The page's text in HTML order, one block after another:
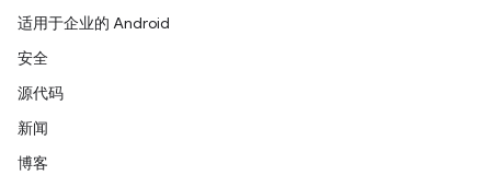
适用于企业的 Android
安全
源代码
新闻
博客